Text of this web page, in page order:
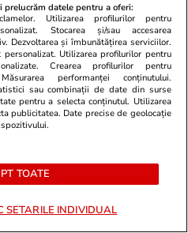
datele pentru a oferi:
Utilizarea profilurilor pentru
Stocarea și/sau accesarea
Dezvoltarea și îmbunătățirea serviciilor.
Utilizarea profilurilor pentru
Crearea profilurilor pentru
performanței conținutului.
sau combinații de date din surse
pentru a selecta conținutul. Utilizarea
publicitatea. Date precise de geolocație
TOATE
SETARILE INDIVIDUAL